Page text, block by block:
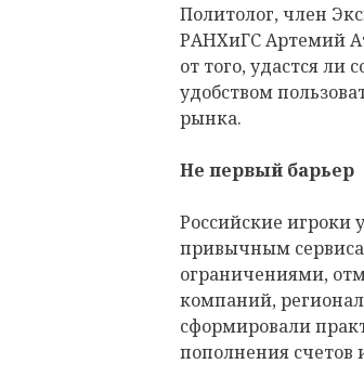
Политолог, член
РАНХиГС Артемий
от того, удастся ли
удобством
рынка.
Не первый барьер
Российские игроки
привычным
ограничениями,
компаний,
сформировали
пополнения счетов